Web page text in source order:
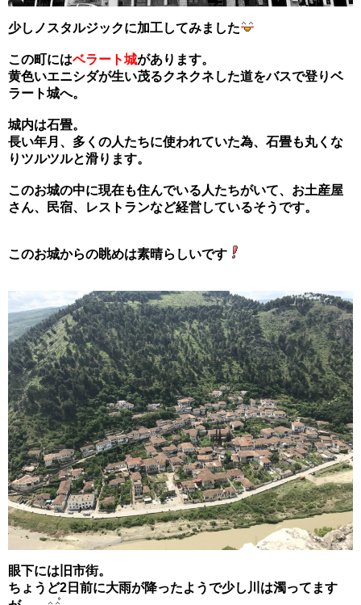
少しノスタルジックに加工してみました
この町にはベラート城があります。
黄色いエニシダが生い茂るクネクネした道をバスで登りベ
ラート城へ。
城内は石畳。
長い年月、多くの人たちに使われていた為、石畳も丸くな
りツルツルと滑ります。
このお城の中に現在も住んでいる人たちがいて、お土産屋
さん、民宿、レストランなど経営しているそうです。
このお城からの眺めは素晴らしいです
眼下には旧市街。
ちょうど2日前に大雨が降ったようで少し川は濁ってます